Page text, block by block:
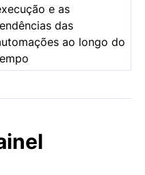
e as
das
ao longo do